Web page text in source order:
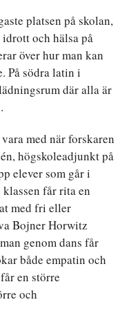
platsen på skolan,
och hälsa på
över hur man kan
På södra latin i
där alla är
med när forskaren
högskoleadjunkt på
elever som går i
får rita en
med fri eller
Bojner Horwitz
genom dans får
både empatin och
en större
och